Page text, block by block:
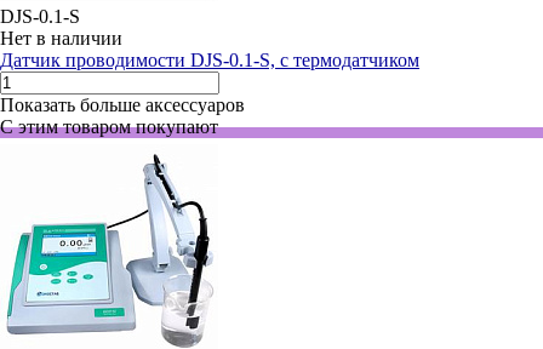
DJS-0.1-S
Нет в наличии
Датчик проводимости DJS-0.1-S, с термодатчиком
Показать больше аксессуаров
С этим товаром покупают